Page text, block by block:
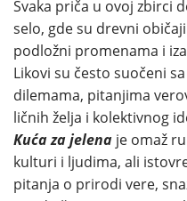
Svaka priča u ovoj zbirci
selo, gde su drevni
podložni promenama i
Likovi su često suočeni
dilemama, pitanjima
ličnih želja i kolektivnog
Kuća za jelena je omaž
kulturi i ljudima, ali
pitanja o prirodi vere,